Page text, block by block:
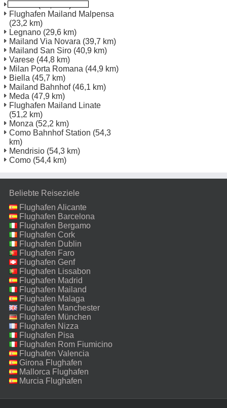
Vercelli(21,5 km)
Flughafen Mailand Malpensa
(23,2 km)
Legnano (29,6 km)
Mailand Via Novara (39,7 km)
Mailand San Siro (40,9 km)
Varese (44,8 km)
Milan Porta Romana (44,9 km)
Biella (45,7 km)
Mailand Bahnhof(46,1 km)
Meda (47,9 km)
Flughafen Mailand Linate
(51,2 km)
Monza (52,2 km)
Como Bahnhof Station (54,3
km)
Mendrisio (54,3 km)
Como (54,4 km)
Beliebte Reiseziele
Flughafen Alicante
Flughafen Barcelona
Flughafen Bergamo
Flughafen Cork
Flughafen Dublin
Flughafen Faro
Flughafen Genf
Flughafen Lissabon
Flughafen Madrid
Flughafen Mailand
Malpensa
Flughafen Malaga
Flughafen Manchester
Flughafen München
Flughafen Nizza
Flughafen Pisa
Flughafen Rom Fiumicino
Flughafen Valencia
Girona Flughafen
Mallorca Flughafen
Murcia Flughafen